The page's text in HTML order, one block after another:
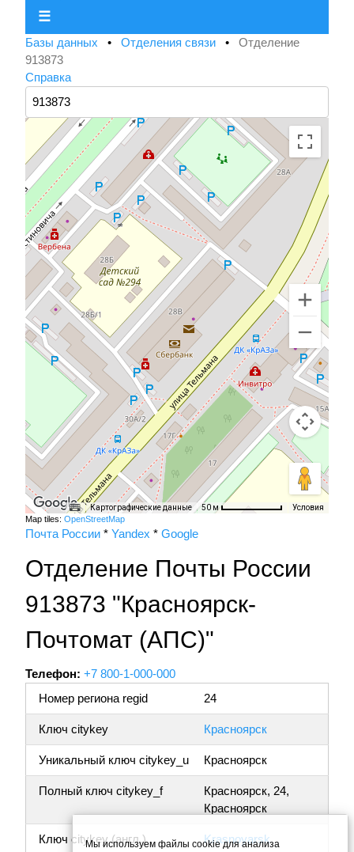
☰
Базы данных • Отделения связи • Отделение
913873
Справка
Картографические данные 50 м Условия
Map tiles: OpenStreetMap
Почта России * Yandex * Google
Отделение Почты России
913873 "Красноярск-
Почтомат (АПС)"
Телефон: +7 800-1-000-000
Номер региона regid
24
Ключ citykey Красноярск
Уникальный ключ citykey_u Красноярск
Полный ключ citykey_f
Красноярск, 24,
Красноярск
Ключ citykey (англ.) Krasnoyarsk
Мы используем файлы cookie для анализа